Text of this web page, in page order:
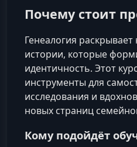
Почему стоит
Генеалогия
истории, которые
идентичность. Этот
инструменты для
исследования и
новых страниц
Кому подойдёт